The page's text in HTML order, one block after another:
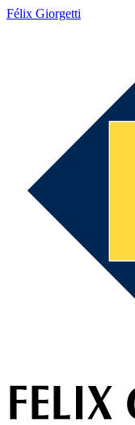
Félix Giorgetti